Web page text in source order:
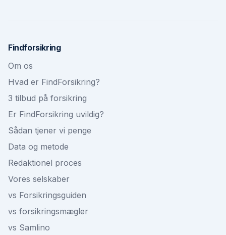
Findforsikring
Om os
Hvad er FindForsikring?
3 tilbud på forsikring
Er FindForsikring uvildig?
Sådan tjener vi penge
Data og metode
Redaktionel proces
Vores selskaber
vs Forsikringsguiden
vs forsikringsmægler
vs Samlino